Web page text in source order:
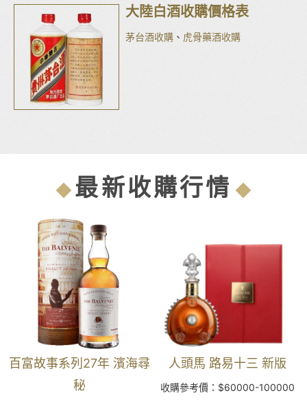
大陸白酒收購價格表
茅台酒收購 、 虎骨藥酒收購
最新收購行情
百富故事系列27年 濱海尋
秘
人頭馬 路易十三 新版
收購參考價：$60000-100000